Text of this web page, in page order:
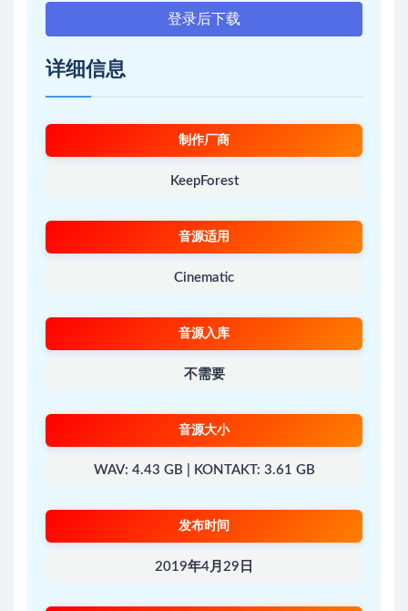
登录后下载
详细信息
制作厂商
KeepForest
音源适用
Cinematic
音源入库
不需要
音源大小
WAV: 4.43 GB | KONTAKT: 3.61 GB
发布时间
2019年4月29日